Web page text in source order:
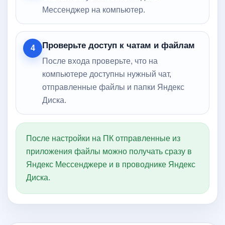
Мессенджер на компьютер.
4 Проверьте доступ к чатам и файлам
После входа проверьте, что на
компьютере доступны нужный чат,
отправленные файлы и папки Яндекс
Диска.
После настройки на ПК отправленные из
приложения файлы можно получать сразу в
Яндекс Мессенджере и в проводнике Яндекс
Диска.